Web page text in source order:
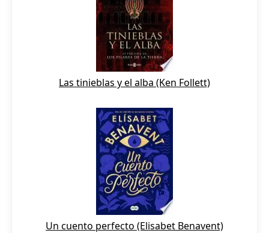
Las tinieblas y el alba (Ken Follett)
Un cuento perfecto (Elisabet Benavent)